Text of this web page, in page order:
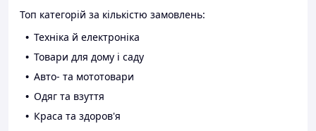
Топ категорій за кількістю замовлень:
Техніка й електроніка
Товари для дому і саду
Авто- та мототовари
Одяг та взуття
Краса та здоров'я